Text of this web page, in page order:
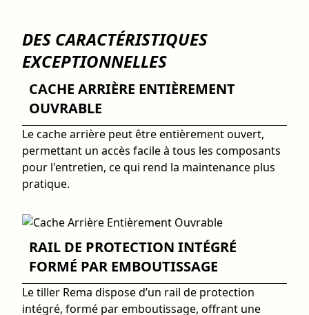
DES CARACTÉRISTIQUES
EXCEPTIONNELLES
CACHE ARRIÈRE ENTIÈREMENT
OUVRABLE
Le cache arrière peut être entièrement ouvert,
permettant un accès facile à tous les composants
pour l'entretien, ce qui rend la maintenance plus
pratique.
RAIL DE PROTECTION INTÉGRÉ
FORMÉ PAR EMBOUTISSAGE
Le tiller Rema dispose d’un rail de protection
intégré, formé par emboutissage, offrant une